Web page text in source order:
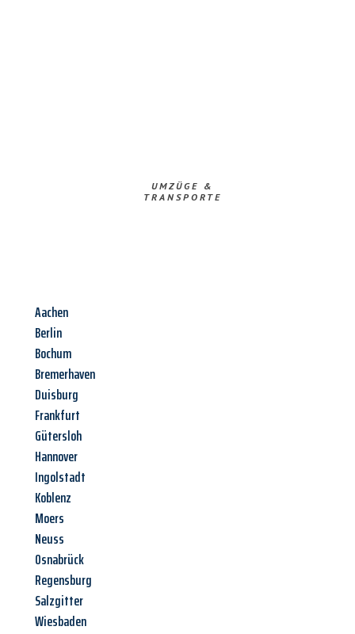
UMZÜGE &
TRANSPORTE
Aachen
Berlin
Bochum
Bremerhaven
Duisburg
Frankfurt
Gütersloh
Hannover
Ingolstadt
Koblenz
Moers
Neuss
Osnabrück
Regensburg
Salzgitter
Wiesbaden